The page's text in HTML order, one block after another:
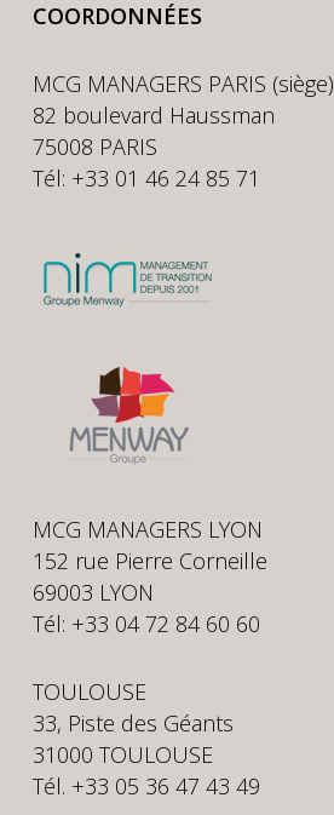
COORDONNÉES
MCG MANAGERS PARIS (siège)
82 boulevard Haussman
75008 PARIS
Tél: +33 01 46 24 85 71
MCG MANAGERS LYON
152 rue Pierre Corneille
69003 LYON
Tél: +33 04 72 84 60 60
TOULOUSE
33, Piste des Géants
31000 TOULOUSE
Tél. +33 05 36 47 43 49